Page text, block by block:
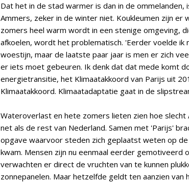
Dat het in de stad warmer is dan in de ommelanden,
Ammers, zeker in de winter niet. Koukleumen zijn er
zomers heel warm wordt in een stenige omgeving,
afkoelen, wordt het problematisch. 'Eerder voelde ik
woestijn, maar de laatste paar jaar is men er zich
er iets moet gebeuren. Ik denk dat dat mede komt
energietransitie, het Klimaatakkoord van Parijs uit
Klimaatakkoord. Klimaatadaptatie gaat in de
Wateroverlast en hete zomers lieten zien hoe
net als de rest van Nederland. Samen met 'Parijs'
opgave waarvoor steden zich geplaatst weten op
kwam. Mensen zijn nu eenmaal eerder gemotiveerd
verwachten er direct de vruchten van te kunnen
zonnepanelen. Maar hetzelfde geldt ten aanzien